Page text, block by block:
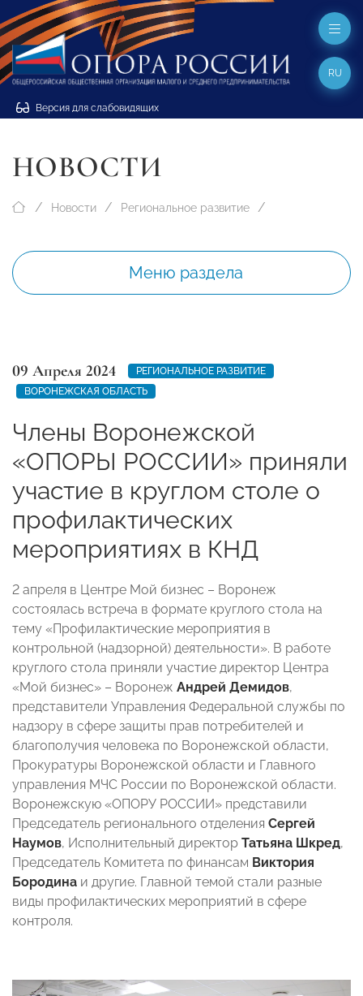
Версия для слабовидящих
RU
НОВОСТИ
Новости Региональное развитие
Меню раздела
09 Апреля 2024
РЕГИОНАЛЬНОЕ РАЗВИТИЕ
ВОРОНЕЖСКАЯ ОБЛАСТЬ
Члены Воронежской
«ОПОРЫ РОССИИ» приняли
участие в круглом столе о
профилактических
мероприятиях в КНД
2 апреля в Центре Мой бизнес – Воронеж
состоялась встреча в формате круглого стола на
тему «Профилактические мероприятия в
контрольной (надзорной) деятельности». В работе
круглого стола приняли участие директор Центра
«Мой бизнес» – Воронеж Андрей Демидов,
представители Управления Федеральной службы по
надзору в сфере защиты прав потребителей и
благополучия человека по Воронежской области,
Прокуратуры Воронежской области и Главного
управления МЧС России по Воронежской области.
Воронежскую «ОПОРУ РОССИИ» представили
Председатель регионального отделения Сергей
Наумов, Исполнительный директор Татьяна Шкред,
Председатель Комитета по финансам Виктория
Бородина и другие. Главной темой стали разные
виды профилактических мероприятий в сфере
контроля.